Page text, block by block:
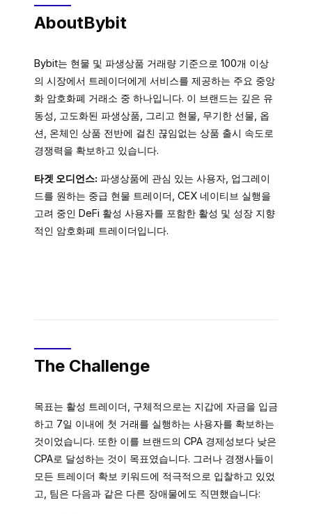
AboutBybit
Bybit는 현물 및 파생상품 거래량 기준으로 100개 이상
의 시장에서 트레이더에게 서비스를 제공하는 주요 중앙
화 암호화폐 거래소 중 하나입니다. 이 브랜드는 깊은 유
동성, 고도화된 파생상품, 그리고 현물, 무기한 선물, 옵
션, 온체인 상품 전반에 걸친 끊임없는 상품 출시 속도로
경쟁력을 확보하고 있습니다.
타겟 오디언스: 파생상품에 관심 있는 사용자, 업그레이
드를 원하는 중급 현물 트레이더, CEX 네이티브 실행을
고려 중인 DeFi 활성 사용자를 포함한 활성 및 성장 지향
적인 암호화폐 트레이더입니다.
The Challenge
목표는 활성 트레이더, 구체적으로는 지갑에 자금을 입금
하고 7일 이내에 첫 거래를 실행하는 사용자를 확보하는
것이었습니다. 또한 이를 브랜드의 CPA 경제성보다 낮은
CPA로 달성하는 것이 목표였습니다. 그러나 경쟁사들이
모든 트레이더 확보 키워드에 적극적으로 입찰하고 있었
고, 팀은 다음과 같은 다른 장애물에도 직면했습니다: